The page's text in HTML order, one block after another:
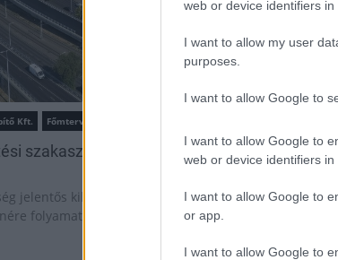
web or device identifiers in
I want to allow my user
purposes.
I want to allow Google to
I want to allow Google to
web or device identifiers in
I want to allow Google to
or app.
I want to allow Google to
Kft. Főmterv Mérnöki Tervező Zrt.
szakasz indult be a Flórián
jelentős kihívás elé állítja a KM
folyamatosan halad az